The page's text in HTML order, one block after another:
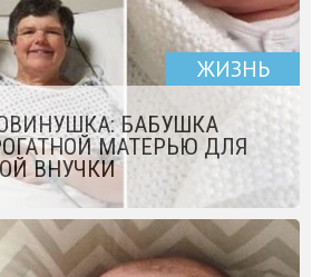
ЖИЗНЬ
БАБУШКА
МАТЕРЬЮ ДЛЯ
ВНУЧКИ